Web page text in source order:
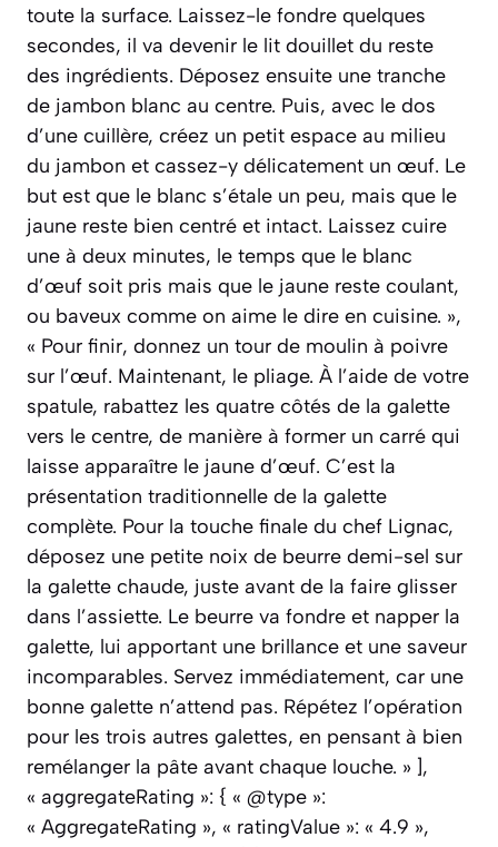
toute la surface. Laissez-le fondre quelques
secondes, il va devenir le lit douillet du reste
des ingrédients. Déposez ensuite une tranche
de jambon blanc au centre. Puis, avec le dos
d’une cuillère, créez un petit espace au milieu
du jambon et cassez-y délicatement un œuf. Le
but est que le blanc s’étale un peu, mais que le
jaune reste bien centré et intact. Laissez cuire
une à deux minutes, le temps que le blanc
d’œuf soit pris mais que le jaune reste coulant,
ou baveux comme on aime le dire en cuisine. »,
« Pour finir, donnez un tour de moulin à poivre
sur l’œuf. Maintenant, le pliage. À l’aide de votre
spatule, rabattez les quatre côtés de la galette
vers le centre, de manière à former un carré qui
laisse apparaître le jaune d’œuf. C’est la
présentation traditionnelle de la galette
complète. Pour la touche finale du chef Lignac,
déposez une petite noix de beurre demi-sel sur
la galette chaude, juste avant de la faire glisser
dans l’assiette. Le beurre va fondre et napper la
galette, lui apportant une brillance et une saveur
incomparables. Servez immédiatement, car une
bonne galette n’attend pas. Répétez l’opération
pour les trois autres galettes, en pensant à bien
remélanger la pâte avant chaque louche. » ],
« aggregateRating »: { « @type »:
« AggregateRating », « ratingValue »: « 4.9 »,